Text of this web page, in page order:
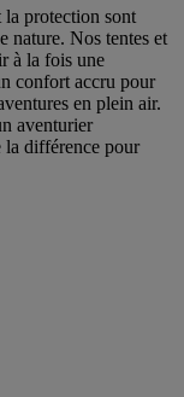
protection sont
nature. Nos tentes et
à la fois une
confort accru pour
en plein air.
aventurier
la différence pour